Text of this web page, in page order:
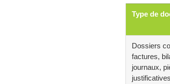
Type de
Dossiers
factures,
journaux,
justificatives